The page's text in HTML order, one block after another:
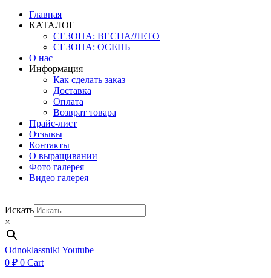
Главная
КАТАЛОГ
СЕЗОНА: ВЕСНА/ЛЕТО
СЕЗОНА: ОСЕНЬ
О нас
Информация
Как сделать заказ
Доставка
Оплата
Возврат товара
Прайс-лист
Отзывы
Контакты
О выращивании
Фото галерея
Видео галерея
Искать
×
Odnoklassniki Youtube
0 ₽ 0 Cart